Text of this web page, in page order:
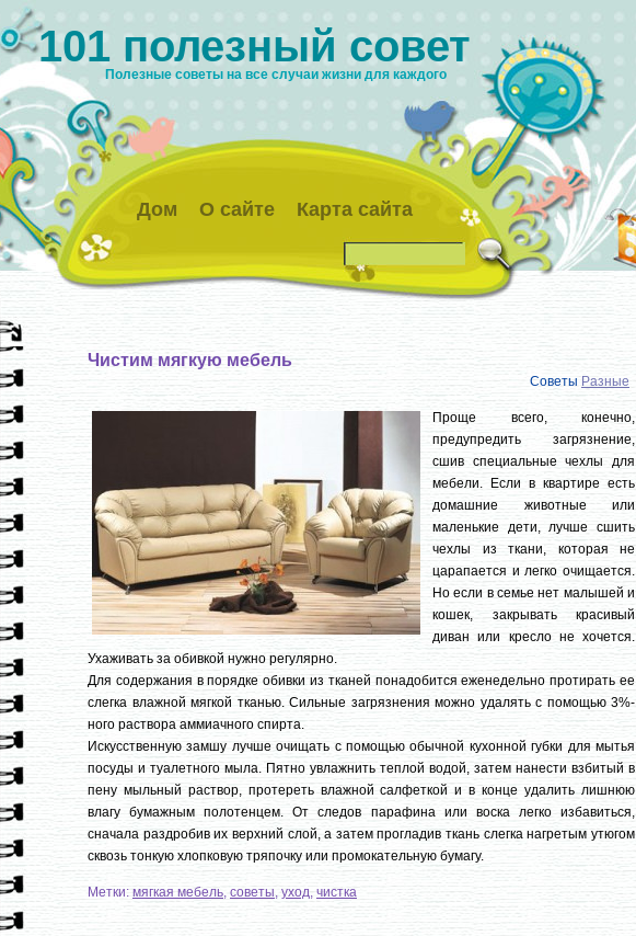
101 полезный совет
Полезные советы на все случаи жизни для каждого
Дом О сайте Карта сайта
Чистим мягкую мебель
Советы Разные
Проще всего, конечно,
предупредить загрязнение,
сшив специальные чехлы для
мебели. Если в квартире есть
домашние животные или
маленькие дети, лучше сшить
чехлы из ткани, которая не
царапается и легко очищается.
Но если в семье нет малышей и
кошек, закрывать красивый
диван или кресло не хочется.
Ухаживать за обивкой нужно регулярно.
Для содержания в порядке обивки из тканей понадобится еженедельно протирать ее
слегка влажной мягкой тканью. Сильные загрязнения можно удалять с помощью 3%-
ного раствора аммиачного спирта.
Искусственную замшу лучше очищать с помощью обычной кухонной губки для мытья
посуды и туалетного мыла. Пятно увлажнить теплой водой, затем нанести взбитый в
пену мыльный раствор, протереть влажной салфеткой и в конце удалить лишнюю
влагу бумажным полотенцем. От следов парафина или воска легко избавиться,
сначала раздробив их верхний слой, а затем прогладив ткань слегка нагретым утюгом
сквозь тонкую хлопковую тряпочку или промокательную бумагу.
Метки: мягкая мебель, советы, уход, чистка